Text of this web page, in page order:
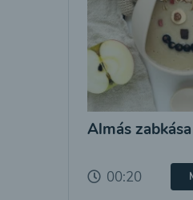
Almás zabkása
00:20